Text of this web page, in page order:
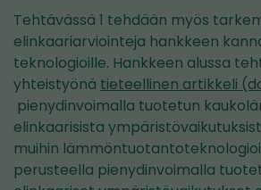
Tehtävässä 1 tehdään myös
elinkaariarviointeja hankkeen
teknologioille. Hankkeen alussa
yhteistyönä tieteellinen artikkeli
pienydinvoimalla tuotetun
elinkaarisista
muihin
perusteella pienydinvoimalla